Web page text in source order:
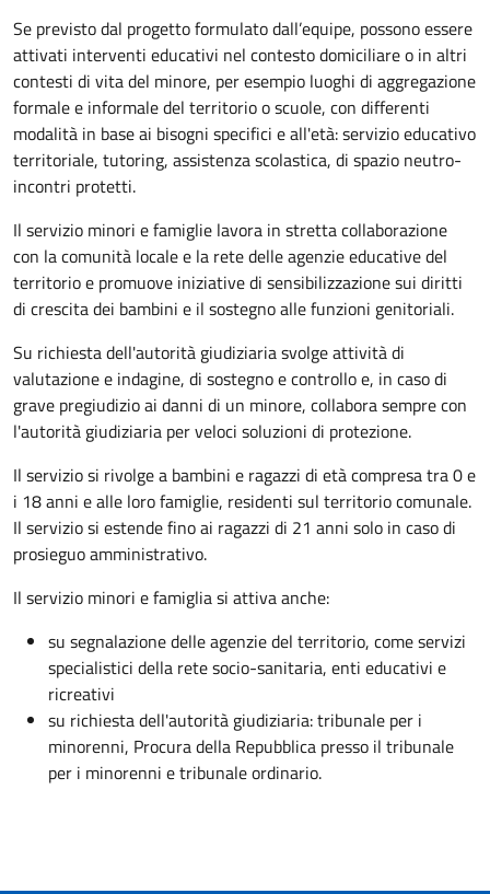
Se previsto dal progettoformulato dall’equipe, possono essere
attivati interventi educativi nel contesto domiciliare o in altri
contesti di vita del minore, per esempio luoghi di aggregazione
formale e informale del territorio o scuole, con differenti
modalità in base ai bisogni specifici e all'età: servizio educativo
territoriale, tutoring, assistenza scolastica, di spazio neutro-
incontri protetti.
Il servizio minori e famiglie lavora in stretta collaborazione
con la comunità locale e la rete delle agenzie educative del
territorio e promuove iniziative di sensibilizzazione sui diritti
di crescita dei bambini e il sostegno alle funzioni genitoriali.
Su richiesta dell'autorità giudiziaria svolge attività di
valutazione e indagine, di sostegno e controllo e, in caso di
grave pregiudizio ai danni di un minore, collabora sempre con
l'autorità giudiziaria per veloci soluzioni di protezione.
Il servizio si rivolge a bambini e ragazzi di età compresa tra 0 e
i 18 anni e alle loro famiglie, residenti sul territorio comunale.
Il servizio si estende fino ai ragazzi di 21 anni solo in caso di
prosieguo amministrativo.
Il servizio minori e famiglia si attiva anche:
su segnalazione delle agenzie del territorio, come servizi
specialistici della rete socio-sanitaria, enti educativi e
ricreativi
su richiesta dell'autorità giudiziaria: tribunale per i
minorenni, Procura della Repubblica presso il tribunale
per i minorenni e tribunale ordinario.